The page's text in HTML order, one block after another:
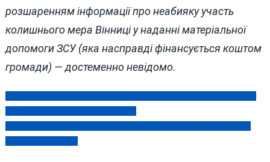
розшаренням інформації про неабияку участь
колишнього мера Вінниці у наданні матеріальної
допомоги ЗСУ (яка насправді фінансується коштом
громади) — достеменно невідомо.
Навігація
записів